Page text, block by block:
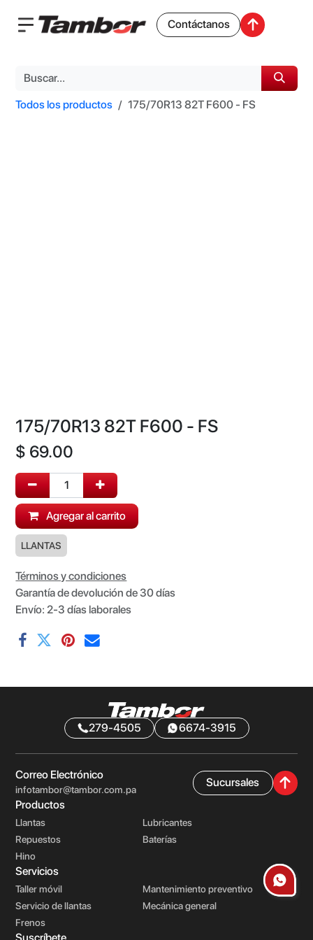
Contáctanos
Todos los productos 175/70R13 82T F600 - FS
175/70R13 82T F600 - FS
$ 69.00
Agregar al carrito
LLANTAS
Términos y condiciones
Garantía de devolución de 30 días
Envío: 2-3 días laborales
279-4505 6674-3915
Correo Electrónico
infotambor@tambor.com.pa
Sucursales
Productos
Llantas
Lubricantes
Repuestos
Baterías
Hino
Servicios
Taller móvil
Mantenimiento preventivo
Servicio de llantas
Mecánica general
Frenos